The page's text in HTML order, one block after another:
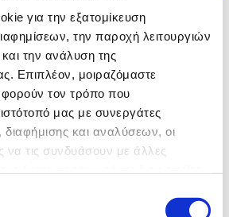
για την εξατομίκευση
την παροχή λειτουργιών
την ανάλυση της
Επιπλέον, μοιραζόμαστε
τον τρόπο που
ιστότοπό μας με συνεργάτες
και αναλύσεων, οι
να τις συνδυάσουν με άλλες
ενέκρινε νέες κυρώσεις σε